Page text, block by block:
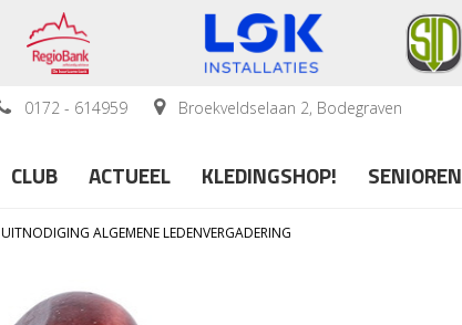
0172 - 614959 Broekveldselaan 2, Bodegraven
CLUB ACTUEEL KLEDINGSHOP! SENIOREN
UITNODIGING ALGEMENE LEDENVERGADERING